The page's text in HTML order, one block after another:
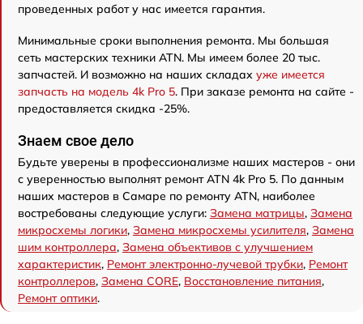
проведенных работ у нас имеется гарантия.
Минимальные сроки выполнения ремонта. Мы большая
сеть мастерских техники ATN. Мы имеем более 20 тыс.
запчастей. И возможно на наших складах уже имеется
запчасть на модель 4k Pro 5. При заказе ремонта на сайте -
предоставляется скидка -25%.
Знаем свое дело
Будьте уверены в профессионализме наших мастеров - они
с уверенностью выполнят ремонт ATN 4k Pro 5. По данным
наших мастеров в Самаре по ремонту ATN, наиболее
востребованы следующие услуги: Замена матрицы, Замена
микросхемы логики, Замена микросхемы усилителя, Замена
шим контроллера, Замена объективов с улучшением
характеристик, Ремонт электронно-лучевой трубки, Ремонт
контроллеров, Замена CORE, Восстановление питания,
Ремонт оптики.